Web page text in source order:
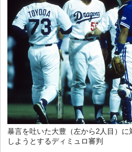
暴言を吐いた大豊（左から2人目）
しようとするディミュロ審判